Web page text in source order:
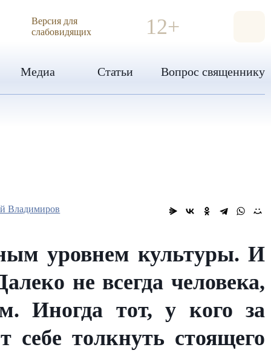
Версия для
слабовидящих
12+
Медиа Статьи Вопрос священнику
Владимиров
уровнем культуры. И
не всегда человека,
Иногда тот, у кого за
толкнуть стоящего